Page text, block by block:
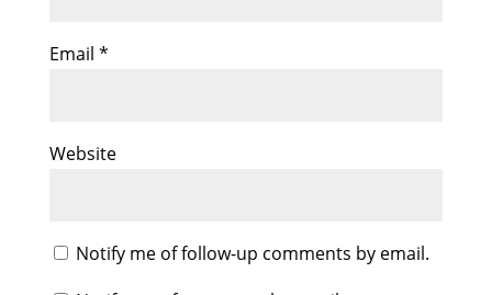
Email *
Website
Notify me of follow-up comments by email.